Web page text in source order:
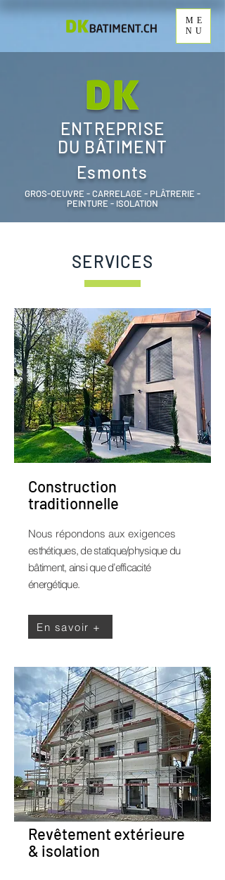
ME
NU
ENTREPRISE
DU BÂTIMENT
Esmonts
GROS-OEUVRE - CARRELAGE - PLÂTRERIE -
PEINTURE - ISOLATION
SERVICES
Construction
traditionnelle
Nous répondons aux exigences
esthétiques, de statique/physique du
bâtiment, ainsi que d’efficacité
énergétique.
En savoir +
Revêtement extérieure
& isolation